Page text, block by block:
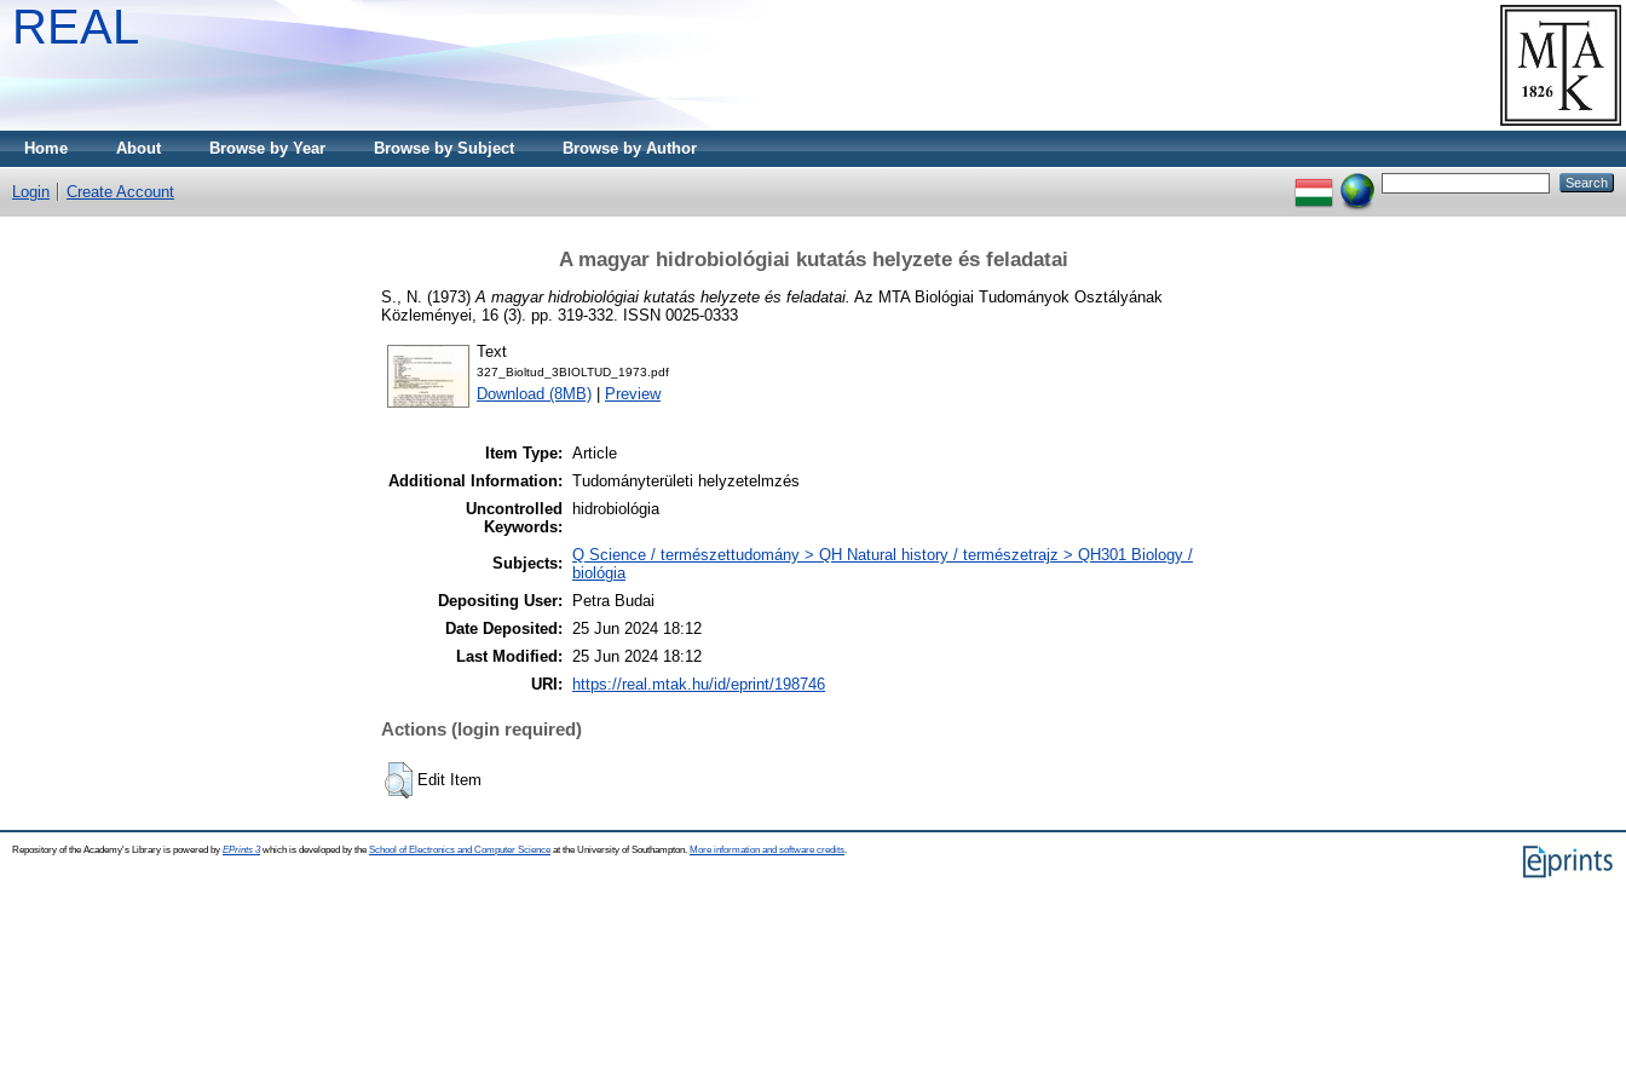
REAL
Home About Browse by Year Browse by Subject Browse by Author
Login Create Account
A magyar hidrobiológiai kutatás helyzete és feladatai
S., N. (1973) A magyar hidrobiológiai kutatás helyzete és feladatai. Az MTA Biológiai Tudományok Osztályának
Közleményei, 16 (3). pp. 319-332. ISSN 0025-0333
Text
327_Bioltud_3BIOLTUD_1973.pdf
Download (8MB) Preview
Item Type: Article
Additional Information: Tudományterületi helyzetelmzés
Uncontrolled
Keywords:
hidrobiológia
Subjects: Q Science / természettudomány > QH Natural history / természetrajz > QH301 Biology /
biológia
Depositing User:
Petra Budai
Date Deposited: 25 Jun 2024 18:12
Last Modified: 25 Jun 2024 18:12
URI:
https://real.mtak.hu/id/eprint/198746
Actions (login required)
Edit Item
Repository of the Academy's Library is powered by EPrints 3which is developed by the School of Electronics and Computer Science at the University of Southampton. More information and software credits